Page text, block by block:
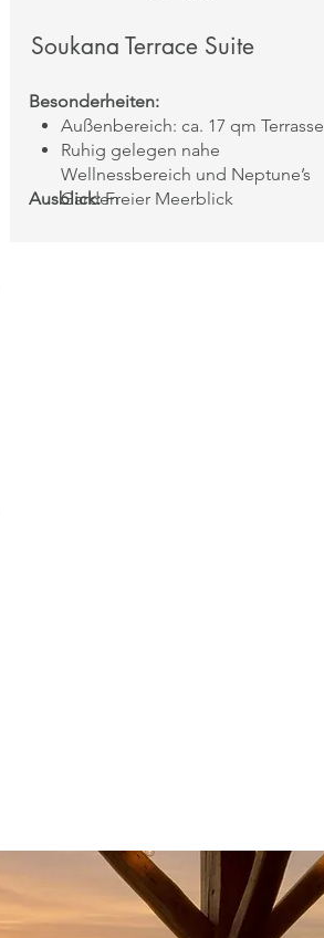
Soukana Terrace Suite
Besonderheiten:
Außenbereich: ca. 17 qm Terrasse
Ruhig gelegen nahe
Wellnessbereich und Neptune’s
Garden
Ausblick:Freier Meerblick